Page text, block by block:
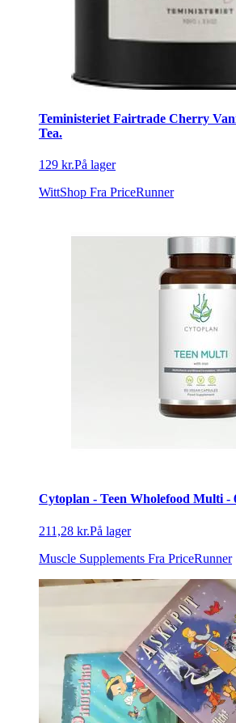
Teministeriet Fairtrade Cherry
Tea.
129 kr.På lager
WittShop Fra PriceRunner
Cytoplan - Teen Wholefood Multi -
211,28 kr.På lager
Muscle Supplements Fra PriceRunner